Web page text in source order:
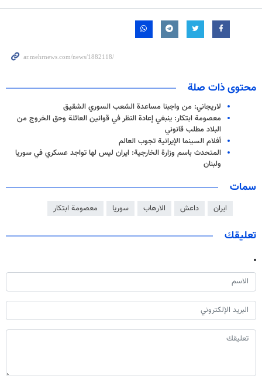
محتوى ذات صلة
لاريجاني: من واجبنا مساعدة الشعب السوري الشقيق
معصومة ابتكار: ينبغي إعادة النظر في قوانين العائلة وحق الخروج من
البلاد مطلب قانوني
أفلام السينما الإيرانية تجوب العالم
المتحدث باسم وزارة الخارجية: ايران ليس لها تواجد عسكري في سوريا
ولبنان
سمات
ايران داعش الارهاب سوريا معصومة ابتكار
تعليقك